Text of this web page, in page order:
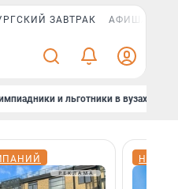
ЗАВТРАК АФИША PLUS
и льготники в вузах СПб